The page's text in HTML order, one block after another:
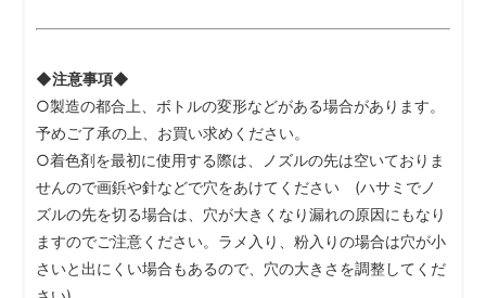
◆注意事項◆
○製造の都合上、ボトルの変形などがある場合があります。
予めご了承の上、お買い求めください。
○着色剤を最初に使用する際は、ノズルの先は空いておりま
せんので画鋲や針などで穴をあけてください (ハサミでノ
ズルの先を切る場合は、穴が大きくなり漏れの原因にもなり
ますのでご注意ください。ラメ入り、粉入りの場合は穴が小
さいと出にくい場合もあるので、穴の大きさを調整してくだ